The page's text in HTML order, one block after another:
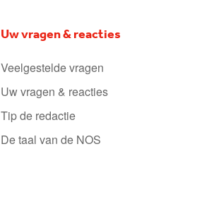
Uw vragen & reacties
Veelgestelde vragen
Uw vragen & reacties
Tip de redactie
De taal van de NOS